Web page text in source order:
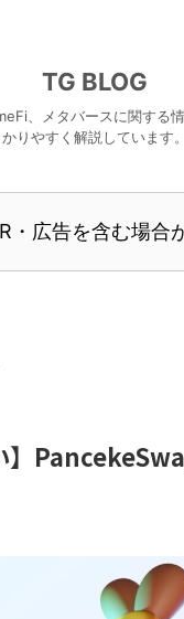
TG BLOG
、メタバースに関する
かりやすく解説しています。
・広告を含む場合
】